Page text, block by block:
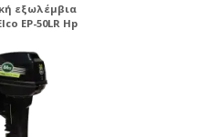
εξωλέμβια
EP-50LR Hp